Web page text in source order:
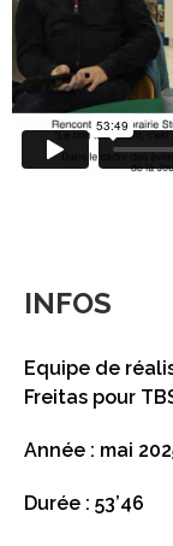
INFOS
Equipe de
Freitas pour
Année : mai
Durée : 53’46